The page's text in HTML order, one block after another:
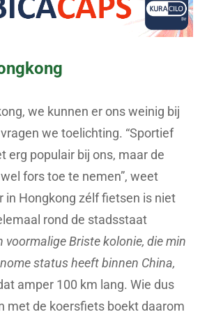
we kunnen er ons weinig bij
we toelichting. “Sportief
erg populair bij ons, maar de
fors toe te nemen”, weet
in Hongkong zélf fietsen is niet
rond de stadsstaat
voormalige Briste kolonie, die min
status heeft binnen China,
amper 100 km lang. Wie dus
met de koersfiets boekt daarom